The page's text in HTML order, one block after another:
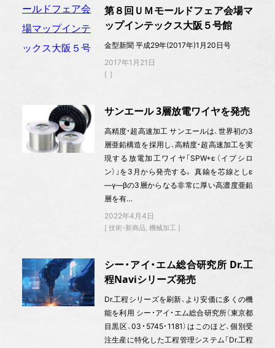
第８回ＵＭモールドフェア会場マ
ップインテックス大阪５号館
金型新聞 平成29年(2017年)1月20日号
2017年1月21日
サンエール 3層放電ワイヤを発売
高精度・超高速加工 サンエールは、世界初の3
層亜鉛構造を採用し、高精度・超高速加工を実
現する放電加工ワイヤ「SPW+ε（イプシロ
ン）」を3月から発売する。 真鍮を芯線としε
—γ—βの3層からなる非常に厚い高濃度亜鉛
層を有…
2022年4月4日
技術・新商品 機械加工
シー・アイ・エム総合研究所 Dr.工
程Naviシリーズ発売
Dr.工程シリーズを刷新、より安価に多くの機
能を利用 シー・アイ・エム総合研究所（東京都
目黒区、03・5745・1181）はこのほど、個別受
注生産に特化した工程管理システム「Dr.工程